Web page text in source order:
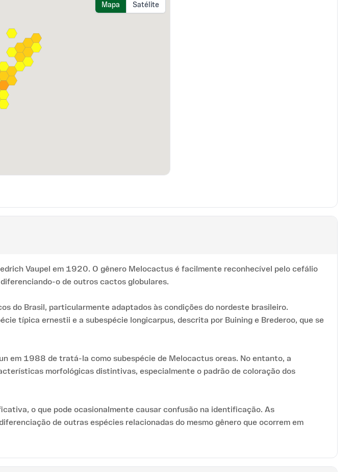
Mapa Satélite
Vaupel em 1920. O gênero Melocactus é facilmente reconhecível pelo cefálio
o de outros cactos globulares.
do Brasil, particularmente adaptados às condições do nordeste brasileiro.
típica ernestii e a subespécie longicarpus, descrita por Buining e Brederoo, que se
em 1988 de tratá-la como subespécie de Melocactus oreas. No entanto, a
morfológicas distintivas, especialmente o padrão de coloração dos
o que pode ocasionalmente causar confusão na identificação. As
de outras espécies relacionadas do mesmo gênero que ocorrem em